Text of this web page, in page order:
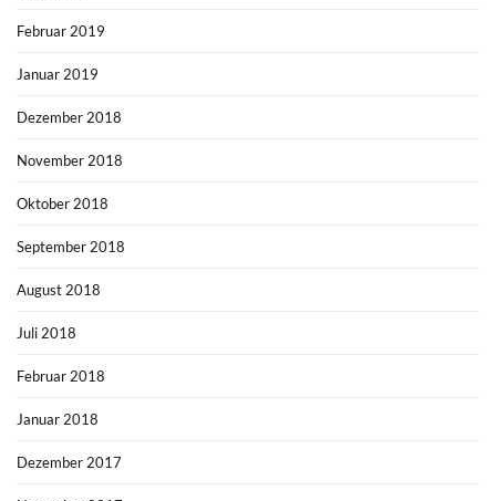
Februar 2019
Januar 2019
Dezember 2018
November 2018
Oktober 2018
September 2018
August 2018
Juli 2018
Februar 2018
Januar 2018
Dezember 2017